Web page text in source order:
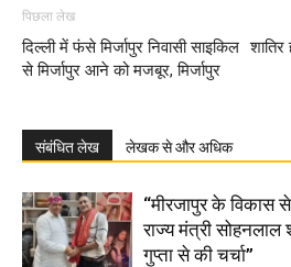
पिछला लेख
दिल्ली में फंसे मिर्जापुर निवासी साइकिल
से मिर्जापुर आने को मजबूर, मिर्जापुर
शातिर
संबंधित लेख लेखक से और अधिक
“मीरजापुर के विकास
राज्य मंत्री सोहनलाल
गुप्ता से की चर्चा”